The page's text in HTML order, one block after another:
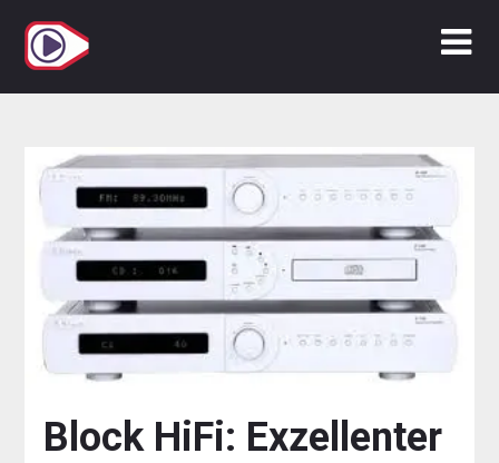
Inhalt
springen
Block HiFi: Exzellenter